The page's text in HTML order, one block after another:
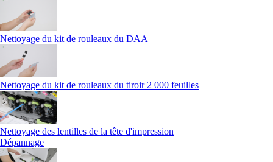
Nettoyage du kit de rouleaux du DAA
Nettoyage du kit de rouleaux du tiroir 2 000 feuilles
Nettoyage des lentilles de la tête d'impression
Dépannage